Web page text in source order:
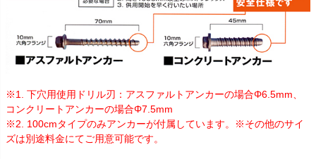
※1. 下穴用使用ドリル刃：アスファルトアンカーの場合Φ6.5mm、
コンクリートアンカーの場合Φ7.5mm
※2. 100cmタイプのみアンカーが付属しています。※その他のサイ
ズは別途料金にてご用意可能です。